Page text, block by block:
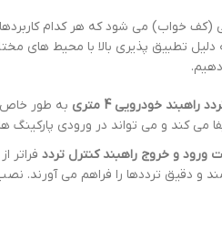
(کف خواب) می شود که هر کدام
تطبیق پذیری بالا با محیط های
راهبند خودرویی 4 متری
به طور خاص
می کند و می تواند در ورودی
راهبند کنترل تردد فراتر
و دقیق ترددها را فراهم می آورند.